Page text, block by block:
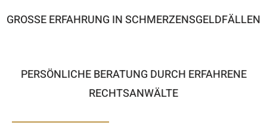
GROSSE ERFAHRUNG IN SCHMERZENSGELDFÄLLEN
PERSÖNLICHE BERATUNG DURCH ERFAHRENE
RECHTSANWÄLTE